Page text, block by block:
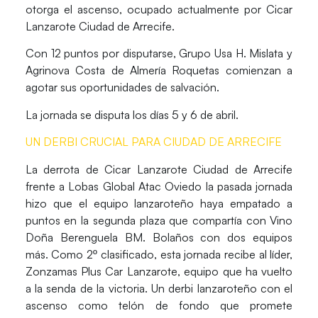
otorga el ascenso, ocupado actualmente porCicar
Lanzarote Ciudad de Arrecife.
Con 12 puntos por disputarse,Grupo Usa H. Mislata y
Agrinova Costa de Almería Roquetas comienzan a
agotar sus oportunidades de salvación.
La jornada se disputa los días 5 y 6 de abril.
UN DERBI CRUCIAL PARA CIUDAD DE ARRECIFE
La derrota de Cicar Lanzarote Ciudad de Arrecife
frente a Lobas Global Atac Oviedo la pasada jornada
hizo que el equipo lanzaroteño hayaempatado a
puntos en la segunda plaza que compartía con Vino
Doña Berenguela BM. Bolaños condos equipos
más. Como 2º clasificado, esta jornada recibe al líder,
Zonzamas Plus Car Lanzarote, equipo que ha vuelto
a la senda de la victoria. Un derbi lanzaroteño con el
ascenso como telón de fondo que promete